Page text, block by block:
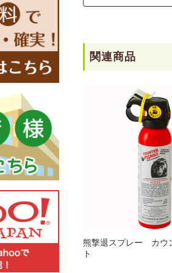
関連商品
熊撃退スプレー カウ
ト